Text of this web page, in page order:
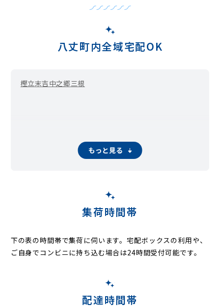
八丈町内全域宅配OK
樫立末吉中之郷三根
もっと見る
集荷時間帯
下の表の時間帯で集荷に伺います。宅配ボックスの利用や、
ご自身でコンビニに持ち込む場合は24時間受付可能です。
配達時間帯